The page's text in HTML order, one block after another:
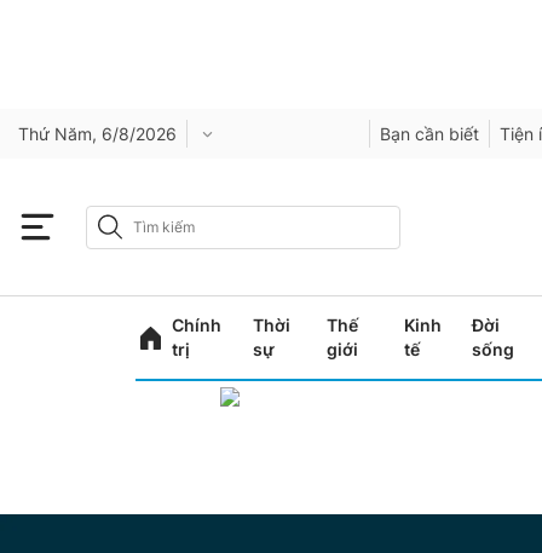
Thứ Năm, 6/8/2026 Bạn cần biết Tiện
Chính
trị
Thời
sự
Thế
giới
Kinh
tế
Đời
sống